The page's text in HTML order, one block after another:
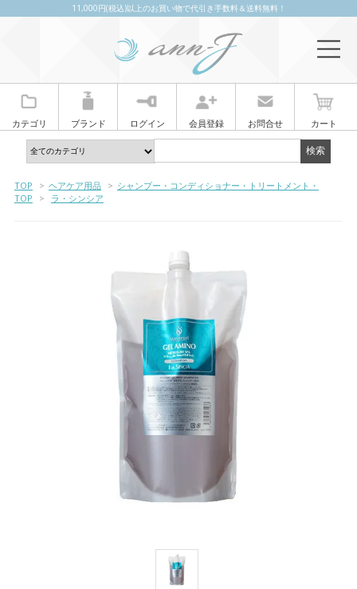
11,000円(税込)以上のお買い物で代引き手数料＆送料無料！
カテゴリ ブランド ログイン 会員登録 お問合せ カート
TOP > ヘアケア用品 > シャンプー・コンディショナー・トリートメント・
TOP
> ラ・シンシア